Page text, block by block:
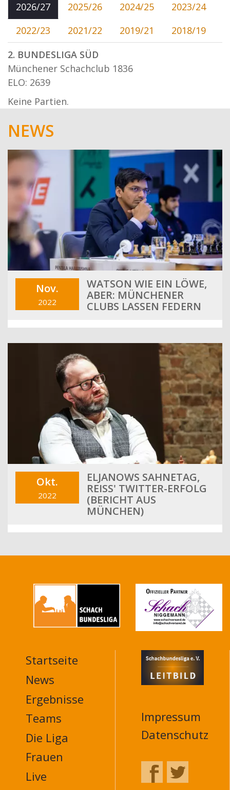
2026/27 2025/26 2024/25
2023/24
2022/23
2021/22 2019/21
2018/19
2. BUNDESLIGA SÜD
Münchener Schachclub 1836
ELO: 2639
Keine Partien.
NEWS
Nov.
2022
WATSON WIE EIN LÖWE,
ABER: MÜNCHENER
CLUBS LASSEN FEDERN
Okt.
2022
ELJANOWS SAHNETAG,
REISS' TWITTER-ERFOLG (
BERICHT AUS M
ÜNCHEN)
MAIN
NAVIGATION
FOOTER
Startseite
News
Ergebnisse
Teams
Die Liga
Frauen
Live
Impressum
Datenschutz